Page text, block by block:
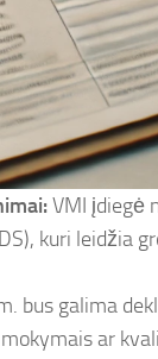
VMI įdiegė
kuri leidžia
bus galima
ar